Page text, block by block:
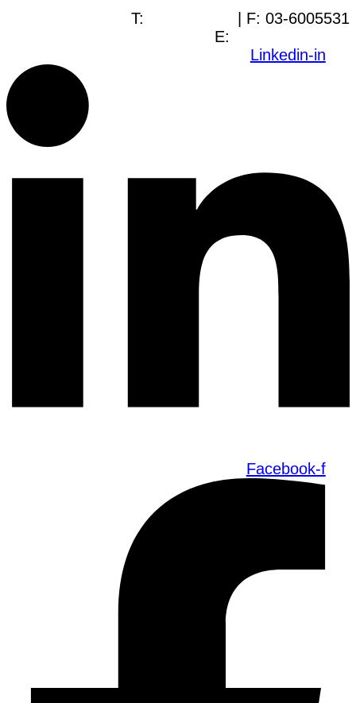
T:
| F: 03-6005531
E:
Linkedin-in
Facebook-f